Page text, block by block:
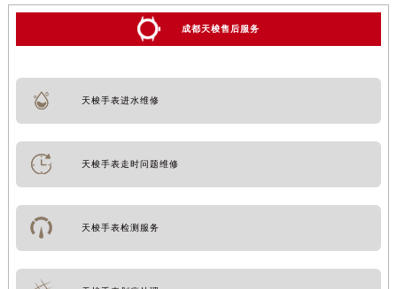
成都天梭售后服务
天梭手表进水维修
天梭手表走时问题维修
天梭手表检测服务